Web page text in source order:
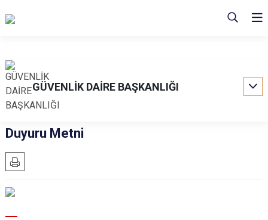
GÜVENLİK DAİRE BAŞKANLIĞI
Duyuru Metni